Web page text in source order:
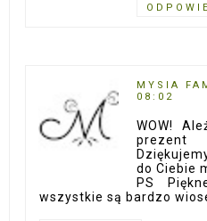
MYSIA
08:02
WOW!
do Ciebie
PS
wszystkie są bardzo